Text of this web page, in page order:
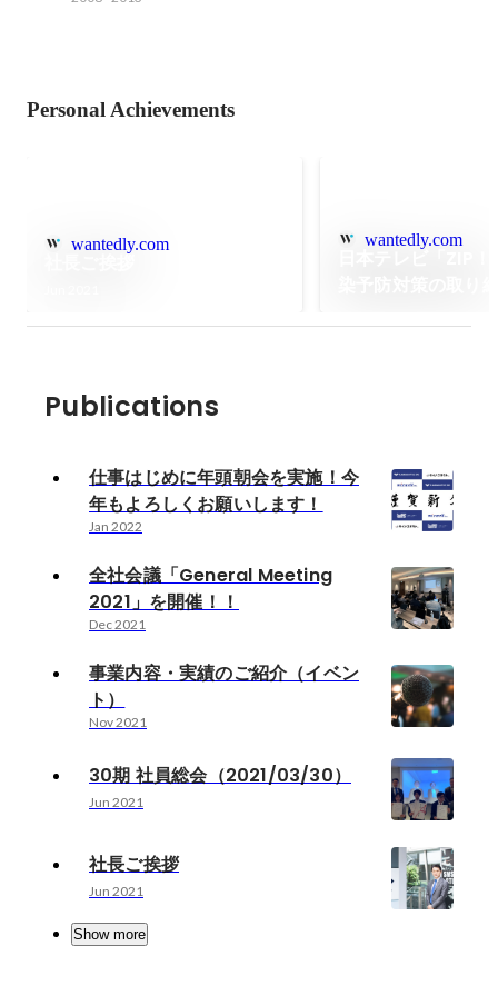
Personal Achievements
wantedly.com wantedly.com
Publications
仕事はじめに年頭朝会を実施！今
年もよろしくお願いします！
Jan 2022
全社会議「General Meeting
2021」を開催！！
Dec 2021
事業内容・実績のご紹介（イベン
ト）
Nov 2021
30期 社員総会（2021/03/30）
Jun 2021
社長ご挨拶
Jun 2021
Show more